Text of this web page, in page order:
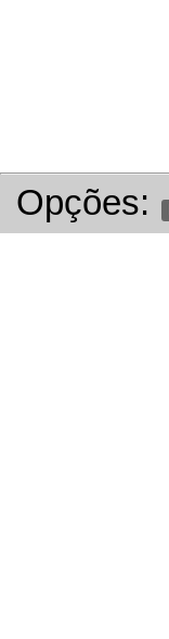
Opções: